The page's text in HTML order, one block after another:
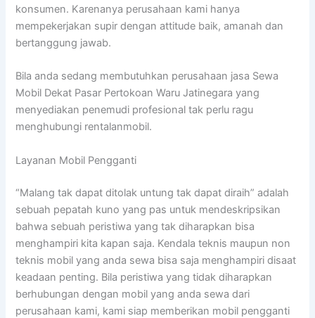
konsumen. Karenanya perusahaan kami hanya
mempekerjakan supir dengan attitude baik, amanah dan
bertanggung jawab.
Bila anda sedang membutuhkan perusahaan jasa Sewa
Mobil Dekat Pasar Pertokoan Waru Jatinegara yang
menyediakan penemudi profesional tak perlu ragu
menghubungi rentalanmobil.
Layanan Mobil Pengganti
“Malang tak dapat ditolak untung tak dapat diraih” adalah
sebuah pepatah kuno yang pas untuk mendeskripsikan
bahwa sebuah peristiwa yang tak diharapkan bisa
menghampiri kita kapan saja. Kendala teknis maupun non
teknis mobil yang anda sewa bisa saja menghampiri disaat
keadaan penting. Bila peristiwa yang tidak diharapkan
berhubungan dengan mobil yang anda sewa dari
perusahaan kami, kami siap memberikan mobil pengganti